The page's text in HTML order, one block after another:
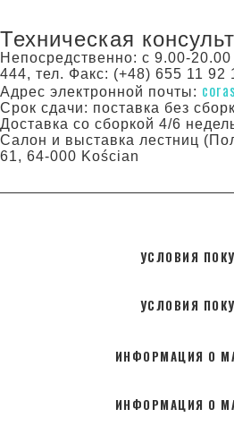
Техническая
Непосредственно: с 9.00-
444, тел. Факс: (+48) 655 11 92
Адрес электронной почты:
Срок сдачи: поставка без
Доставка со сборкой 4/6
Салон и выставка лестниц
61, 64-000 Kościan
УСЛОВИЯ
УСЛОВИЯ
ИНФОРМАЦИЯ О
ИНФОРМАЦИЯ О